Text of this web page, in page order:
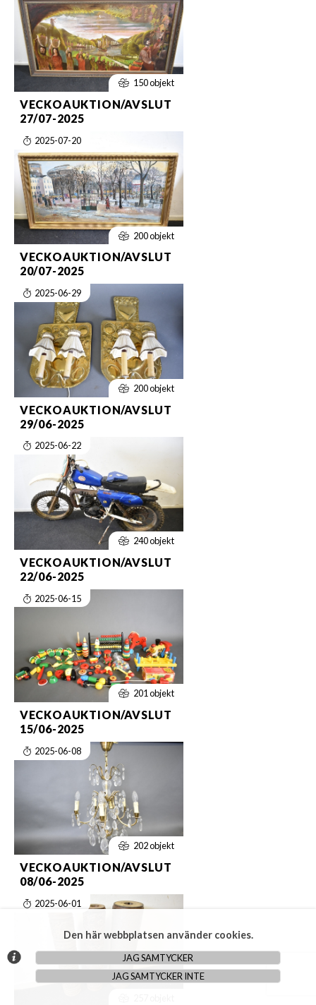
150 objekt
VECKOAUKTION/AVSLUT
27/07-2025
2025-07-20
200 objekt
VECKOAUKTION/AVSLUT
20/07-2025
2025-06-29
200 objekt
VECKOAUKTION/AVSLUT
29/06-2025
2025-06-22
240 objekt
VECKOAUKTION/AVSLUT
22/06-2025
2025-06-15
201 objekt
VECKOAUKTION/AVSLUT
15/06-2025
2025-06-08
202 objekt
VECKOAUKTION/AVSLUT
08/06-2025
2025-06-01
Den här webbplatsen använder cookies.
JAG SAMTYCKER
JAG SAMTYCKER INTE